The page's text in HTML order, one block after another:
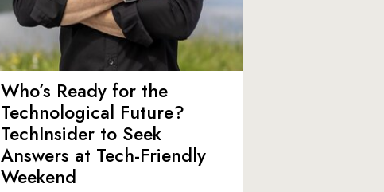
Who’s Ready for the
Technological Future?
TechInsider to Seek
Answers at Tech-Friendly
Weekend